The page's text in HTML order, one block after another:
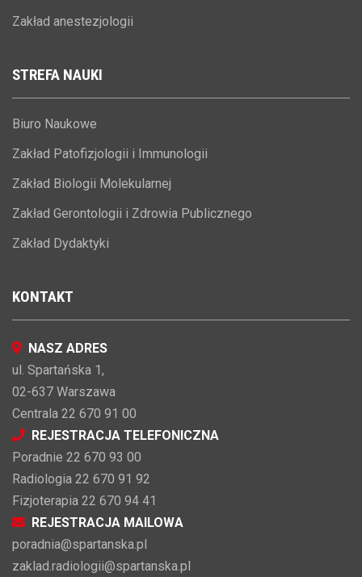
Zakład anestezjologii
STREFA NAUKI
Biuro Naukowe
Zakład Patofizjologii i Immunologii
Zakład Biologii Molekularnej
Zakład Gerontologii i Zdrowia Publicznego
Zakład Dydaktyki
KONTAKT
NASZ ADRES
ul. Spartańska 1,
02-637 Warszawa
Centrala 22 670 91 00
REJESTRACJA TELEFONICZNA
Poradnie 22 670 93 00
Radiologia 22 670 91 92
Fizjoterapia 22 670 94 41
REJESTRACJA MAILOWA
poradnia@spartanska.pl
zaklad.radiologii@spartanska.pl